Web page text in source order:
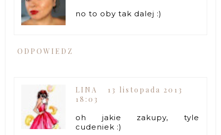
no to oby tak dalej :)
ODPOWIEDZ
LINA
13 listopada 2013
18:03
oh jakie zakupy, tyle
cudeniek :)